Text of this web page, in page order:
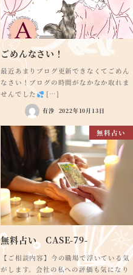
ごめんなさい！
最近あまりブログ更新できなくてごめん
なさい！ブログの時間がなかなか取れま
せんでした
[…]
有沙 2022年10月13日
無料占い
無料占い CASE-79-
【ご相談内容】今の職場で浮いている気
がします。会社の私への評価も気になり